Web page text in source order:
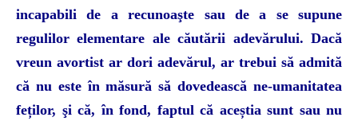
incapabili de a recunoaşte sau de a se supune
regulilor elementare ale căutării adevărului. Dacă
vreun avortist ar dori adevărul, ar trebui să admită
că nu este în măsură să dovedească ne-umanitatea
feților, şi că, în fond, faptul că aceștia sunt sau nu